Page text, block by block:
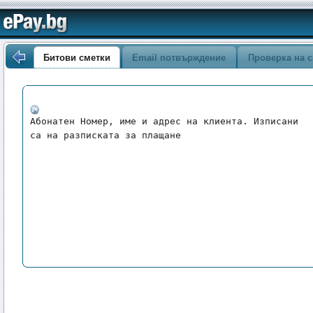
Битови сметки Email потвърждение Проверка на
Абонатен Номер, име и адрес на клиента. Изписани
са на разписката за плащане